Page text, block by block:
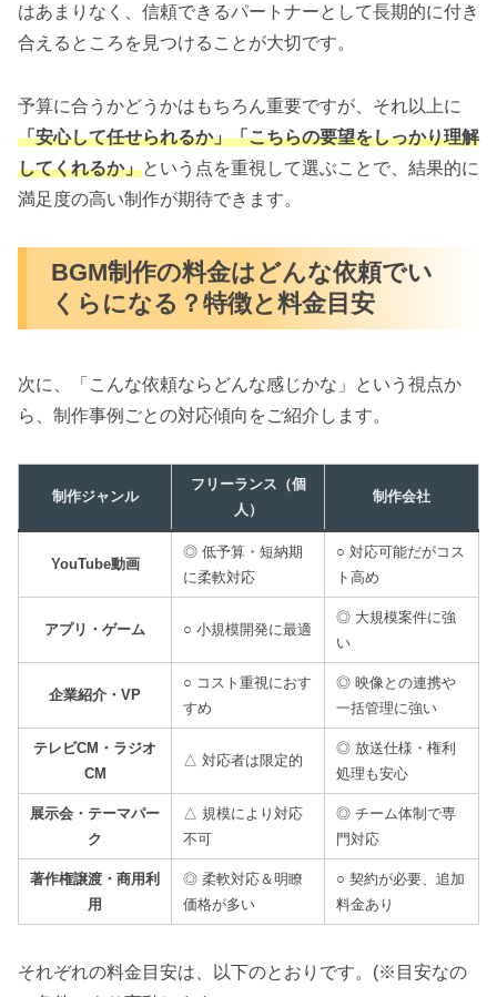
はあまりなく、信頼できるパートナーとして長期的に付き
合えるところを見つけることが大切です。
予算に合うかどうかはもちろん重要ですが、それ以上に
「安心して任せられるか」「こちらの要望をしっかり理解
してくれるか」という点を重視して選ぶことで、結果的に
満足度の高い制作が期待できます。
BGM制作の料金はどんな依頼でい
くらになる？特徴と料金目安
次に、「こんな依頼ならどんな感じかな」という視点か
ら、制作事例ごとの対応傾向をご紹介します。
制作ジャンル
フリーランス（個
人）
制作会社
YouTube動画
◎ 低予算・短納期
に柔軟対応
○ 対応可能だがコス
ト高め
アプリ・ゲーム ○ 小規模開発に最適
◎ 大規模案件に強
い
企業紹介・VP
○ コスト重視におす
すめ
◎ 映像との連携や
一括管理に強い
テレビCM・ラジオ
CM
△ 対応者は限定的
◎ 放送仕様・権利
処理も安心
展示会・テーマパー
ク
△ 規模により対応
不可
◎ チーム体制で専
門対応
著作権譲渡・商用利
用
◎ 柔軟対応＆明瞭
価格が多い
○ 契約が必要、追加
料金あり
それぞれの料金目安は、以下のとおりです。(※目安なの